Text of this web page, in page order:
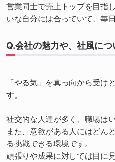
営業同士で売上トップを目指
いな自分には合っていて、毎
Q.会社の魅力や、社風につ
「やる気」を真っ向から受け
す。
社交的な人達が多く、職場は
また、意欲がある人にはどん
る挑戦できる環境です。
頑張りや成果に対しては目に